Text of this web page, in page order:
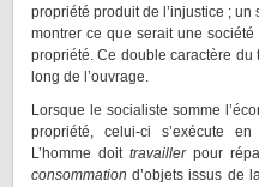
propriété produit de l’injustice ; un
montrer ce que serait une
propriété. Ce double caractère
long de l’ouvrage.
Lorsque le socialiste somme
propriété, celui-ci s’exécute
L’homme doittravaillerpour
consommation d’objets issus de